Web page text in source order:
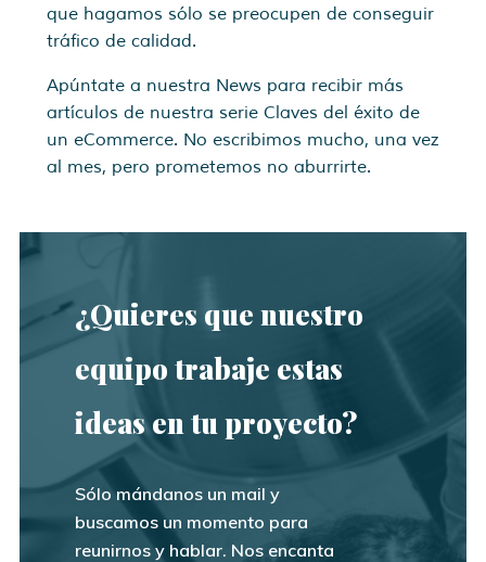
que hagamos sólo se preocupen de conseguir
tráfico de calidad.
Apúntate a nuestra News para recibir más
artículos de nuestra serie Claves del éxito de
un eCommerce. No escribimos mucho, una vez
al mes, pero prometemos no aburrirte.
¿Quieres que nuestro
equipo trabaje estas
ideas en tu proyecto?
Sólo mándanos un mail y
buscamos un momento para
reunirnos y hablar. Nos encanta